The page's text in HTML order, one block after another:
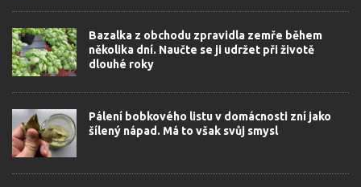
Bazalka z obchodu zpravidla zemře během
několika dní. Naučte se ji udržet při životě
dlouhé roky
Pálení bobkového listu v domácnosti zní jako
šílený nápad. Má to však svůj smysl